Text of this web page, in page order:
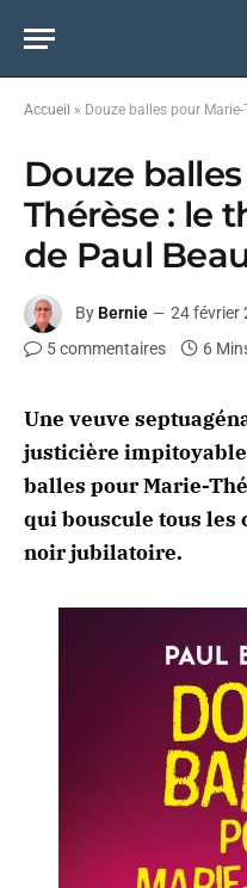
Accueil » Douze balles pour Marie-
Douze
Thérèse : le
de Paul
By Bernie 24 février
5 commentaires 6
Une veuve
justicière impitoyable
balles pour Marie-
qui bouscule tous les
noir jubilatoire.